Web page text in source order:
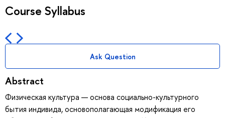
Course Syllabus
Ask Question
Abstract
Физическая культура — основа социально-культурного
бытия индивида, основополагающая модификация его